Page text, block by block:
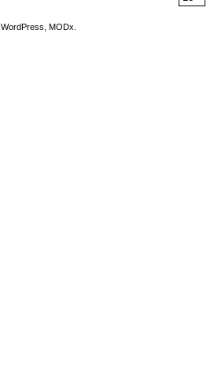
WordPress, MODx.